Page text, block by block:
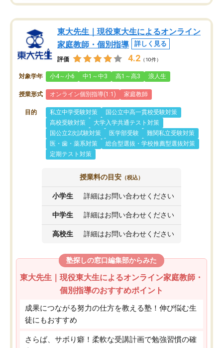
東大先生｜現役東大生によるオンライン
家庭教師・個別指導
詳しく見る
評価 4.2 （10件）
対象学年 小4～小6 中1～中3 高1～高3 浪人生
授業形式 オンライン個別指導(1:1) 家庭教師
目的 私立中学受験対策
国公立中高一貫校受験対策
高校受験対策
大学入学共通テスト対策
国公立2次試験対策
医学部受験
難関私立受験対策
医・歯・薬系対策
総合型選抜・学校推薦型選抜対策
定期テスト対策
授業料の目安 （税込）
小学生 詳細はお問い合わせください
中学生 詳細はお問い合わせください
高校生 詳細はお問い合わせください
塾探しの窓口編集部からみた
東大先生｜現役東大生によるオンライン家庭教師・
個別指導のおすすめポイント
成果につながる努力の仕方を教える塾！伸び悩む生
徒にもおすすめ
さらば、サボり癖！柔軟な受講計画で勉強習慣の確